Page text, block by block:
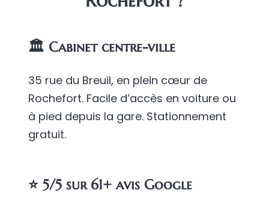
🏛️ Cabinet centre-ville
35 rue du Breuil, en plein cœur de
Rochefort. Facile d’accès en voiture ou
à pied depuis la gare. Stationnement
gratuit.
⭐ 5/5 sur 61+ avis Google